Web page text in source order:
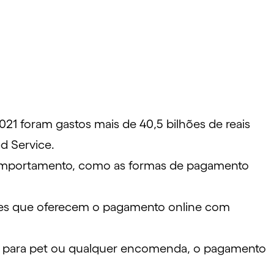
foram gastos mais de 40,5 bilhões de reais
Service.
como as formas de pagamento
que oferecem o pagamento online com
pet ou qualquer encomenda, o pagamento